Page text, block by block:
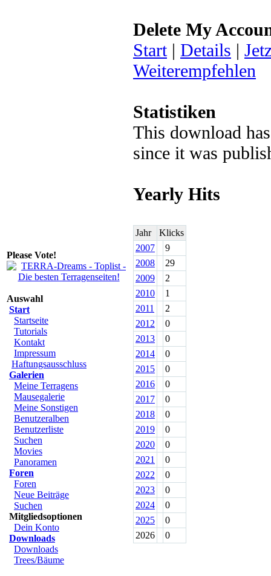
Please Vote!
Auswahl
Start
Startseite
Tutorials
Kontakt
Impressum
Haftungsausschluss
Galerien
Meine Terragens
Mausegalerie
Meine Sonstigen
Benutzeralben
Benutzerliste
Suchen
Movies
Panoramen
Foren
Foren
Neue Beiträge
Suchen
Mitgliedsoptionen
Dein Konto
Downloads
Downloads
Trees/Bäume
Delete My
Start| Details |
Weiterempfehlen
Statistiken
This download
since it was
Yearly Hits
Jahr
Klicks
2007
9
2008
29
2009
2
2010
1
2011
2
2012
0
2013
0
2014
0
2015
0
2016
0
2017
0
2018
0
2019
0
2020
0
2021
0
2022
0
2023
0
2024
0
2025
0
2026
0